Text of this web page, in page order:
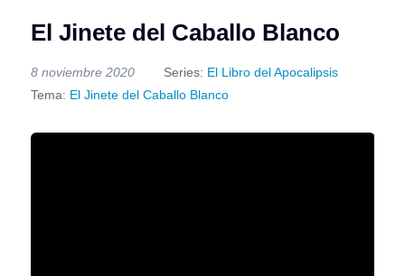
El Jinete del Caballo Blanco
8 noviembre 2020 Series: El Libro del Apocalipsis
Tema: El Jinete del Caballo Blanco